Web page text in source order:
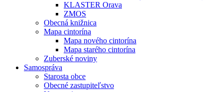
KLASTER Orava
ZMOS
Obecná knižnica
Mapa cintorína
Mapa nového cintorína
Mapa starého cintorína
Zuberské noviny
Samospráva
Starosta obce
Obecné zastupiteľstvo